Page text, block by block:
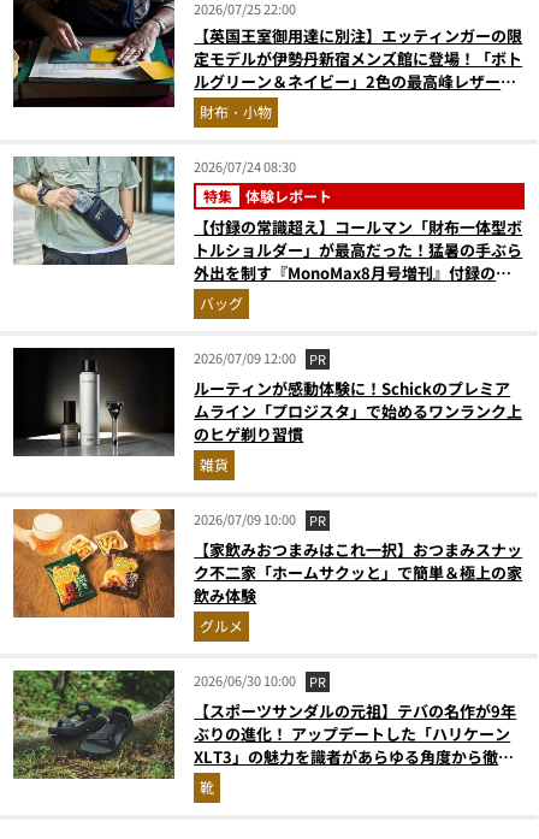
2026/07/25 22:00
【英国王室御用達に別注】エッティンガーの限
定モデルが伊勢丹新宿メンズ館に登場！「ボト
ルグリーン＆ネイビー」2色の最高峰レザーグ
ッズに注目
財布・小物
2026/07/24 08:30
特集 体験レポート
【付録の常識超え】コールマン「財布一体型ボ
トルショルダー」が最高だった！猛暑の手ぶら
外出を制す『MonoMax8月号増刊』付録の実
力をスタイリストが徹底レポ
バッグ
2026/07/09 12:00 PR
ルーティンが感動体験に！Schickのプレミア
ムライン「プロジスタ」で始めるワンランク上
のヒゲ剃り習慣
雑貨
2026/07/09 10:00 PR
【家飲みおつまみはこれ一択】おつまみスナッ
ク不二家「ホームサクッと」で簡単＆極上の家
飲み体験
グルメ
2026/06/30 10:00 PR
【スポーツサンダルの元祖】テバの名作が9年
ぶりの進化！ アップデートした「ハリケーン
XLT3」の魅力を識者があらゆる角度から徹底
解説！
靴